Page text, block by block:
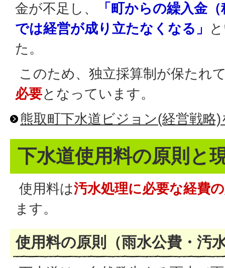
金が不足し、
「町からの繰入金
では経営が成り立たなくなる」
た。
このため、独立採算制が保たれ
必要となっています。
熊取町下水道ビジョン(経営戦略
下水道使用料の原則と
使用料は汚水処理に必要な経費
ます。
使用料の原則（雨水公費・汚